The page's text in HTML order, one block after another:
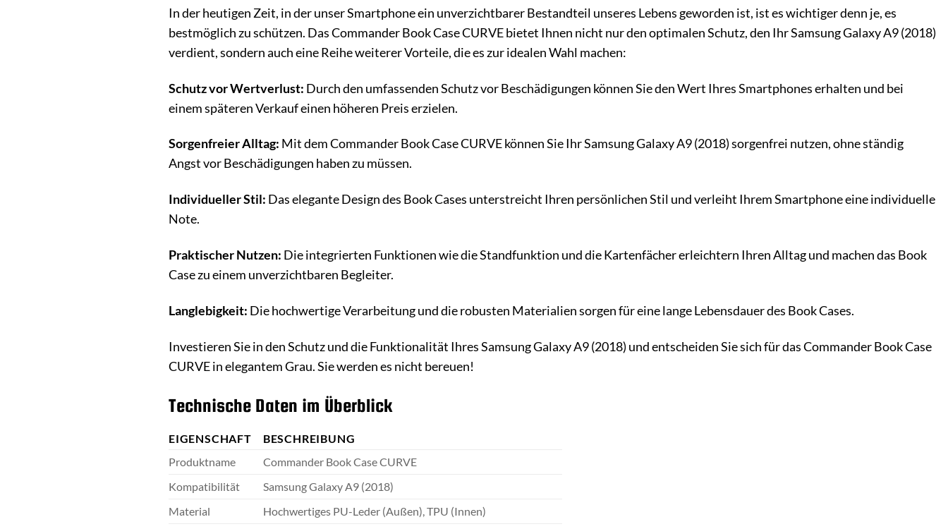
In der heutigen Zeit, in der unser Smartphone ein unverzichtbarer Bestandteil unseres Lebens geworden ist, ist es wichtiger denn je, es
bestmöglich zu schützen. Das Commander Book Case CURVE bietet Ihnen nicht nur den optimalen Schutz, den Ihr Samsung Galaxy A9 (2018)
verdient, sondern auch eine Reihe weiterer Vorteile, die es zur idealen Wahl machen:
Schutz vor Wertverlust: Durch den umfassenden Schutz vor Beschädigungen können Sie den Wert Ihres Smartphones erhalten und bei
einem späteren Verkauf einen höheren Preis erzielen.
Sorgenfreier Alltag: Mit dem Commander Book Case CURVE können Sie Ihr Samsung Galaxy A9 (2018) sorgenfrei nutzen, ohne ständig
Angst vor Beschädigungen haben zu müssen.
Individueller Stil: Das elegante Design des Book Cases unterstreicht Ihren persönlichen Stil und verleiht Ihrem Smartphone eine individuelle
Note.
Praktischer Nutzen: Die integrierten Funktionen wie die Standfunktion und die Kartenfächer erleichtern Ihren Alltag und machen das Book
Case zu einem unverzichtbaren Begleiter.
Langlebigkeit: Die hochwertige Verarbeitung und die robusten Materialien sorgen für eine lange Lebensdauer des Book Cases.
Investieren Sie in den Schutz und die Funktionalität Ihres Samsung Galaxy A9 (2018) und entscheiden Sie sich für das Commander Book Case
CURVE in elegantem Grau. Sie werden es nicht bereuen!
Technische Daten im Überblick
EIGENSCHAFT
BESCHREIBUNG
Produktname
Commander Book Case CURVE
Kompatibilität
Samsung Galaxy A9 (2018)
Material
Hochwertiges PU-Leder (Außen), TPU (Innen)